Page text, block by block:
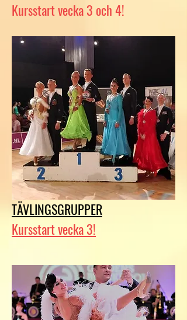
Kursstart vecka 3 och 4!
TÄVLINGSGRUPPER
Kursstart vecka 3!